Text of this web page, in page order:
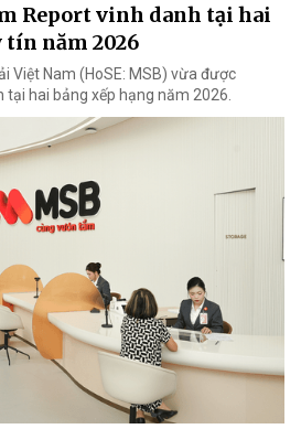
Report vinh danh tại hai
tín năm 2026
Việt Nam (HoSE: MSB) vừa được
hai bảng xếp hạng năm 2026.